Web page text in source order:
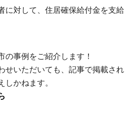
に対して、住居確保給付金を支給
の事例をご紹介します！
せいただいても、記事で掲載され
しかねます。